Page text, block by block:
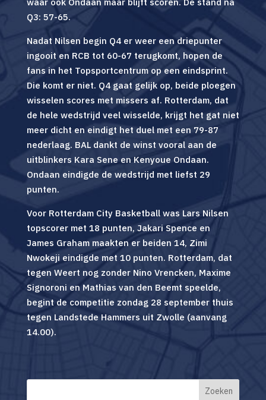
Q3: 57-65.
Nadat Nilsen begin Q4 er weer een driepunter
ingooit en RCB tot 60-67 terugkomt, hopen de
fans in het Topsportcentrum op een eindsprint.
Die komt er niet. Q4 gaat gelijk op, beide ploegen
wisselen scores met missers af. Rotterdam, dat
de hele wedstrijd veel wisselde, krijgt het gat niet
meer dicht en eindigt het duel met een 79-87
nederlaag. BAL dankt de winst vooral aan de
uitblinkers Kara Sene en Kenyoue Ondaan.
Ondaan eindigde de wedstrijd met liefst 29
punten.
Voor Rotterdam City Basketball was Lars Nilsen
topscorer met 18 punten, Jakari Spence en
James Graham maakten er beiden 14, Zimi
Nwokeji eindigde met 10 punten. Rotterdam, dat
tegen Weert nog zonder Nino Vrencken, Maxime
Signoroni en Mathias van den Beemt speelde,
begint de competitie zondag 28 september thuis
tegen Landstede Hammers uit Zwolle (aanvang
14.00).
Zoeken